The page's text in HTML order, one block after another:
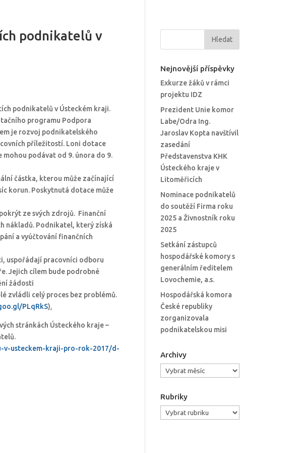
podnikatelů v
podnikatelů v Ústeckém kraji.
programu Podpora
je rozvoj podnikatelského
příležitostí. Loni dotace
podávat od 9. února do 9.
částka, kterou může začínající
korun. Poskytnutá dotace může
ze svých zdrojů. Finanční
nákladů. Podnikatel, který získá
a vyúčtování finančních
uspořádají pracovníci odboru
Jejich cílem bude podrobné
žádosti
zvládli celý proces bez problémů.
PLqRkS).
stránkách Ústeckého kraje –
v-usteckem-kraji-pro-rok-2017/d-
Nejnovější příspěvky
Exkurze žáků v rámci
projektu IDZ
Prezident Unie komor
Labe/Odra Ing.
Jaroslav Kopta navštívil
zasedání
Představenstva KHK
Ústeckého kraje v
Litoměřicích
Nominace podnikatelů
do soutěží Firma roku
2025 a Živnostník roku
2025
Setkání zástupců
hospodářské komory s
generálním ředitelem
Lovochemie, a.s.
Hospodářská komora
České republiky
zorganizovala
podnikatelskou misi
Archivy
Archivy
Rubriky
Rubriky